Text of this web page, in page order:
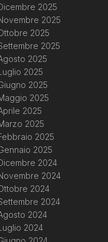
2025
2025
2025
2025
2025
2025
2025
2025
2025
2025
2025
2025
2024
2024
2024
2024
2024
2024